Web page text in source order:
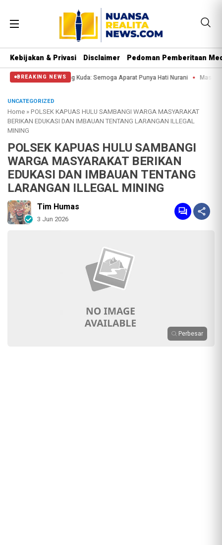
Kebijakan & Privasi Disclaimer Pedoman Pemberitaan
BREAKING NEWS
Kuda: Semoga Aparat Punya Hati Nurani Massa Reuni 212 Hanya
UNCATEGORIZED
Home »POLSEK KAPUAS HULU SAMBANGI WARGA MASYARAKAT
BERIKAN EDUKASI DAN IMBAUAN TENTANG LARANGAN ILLEGAL
MINING
POLSEK KAPUAS HULU SAMBANGI
WARGA MASYARAKAT BERIKAN
EDUKASI DAN IMBAUAN TENTANG
LARANGAN ILLEGAL MINING
Tim Humas
3 Jun 2026
Perbesar